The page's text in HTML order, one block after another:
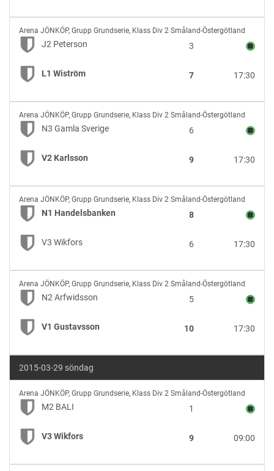
J2
Peterson
vs
L1
Wiström
Arena JÖNKÖP, Grupp Grundserie, Klass Div 2 Småland-Östergötland
J2 Peterson 3
L1 Wiström 17:30
7
N3
Gamla
Sverige
vs
V2
Arena JÖNKÖP, Grupp Grundserie, Klass Div 2 Småland-Östergötland
N3 Gamla Sverige 6
V2 Karlsson 17:30
9
N1
Handelsbanken
vs
V3
Wikfors
Arena JÖNKÖP, Grupp Grundserie, Klass Div 2 Småland-Östergötland
N1 Handelsbanken 8
V3 Wikfors 17:30
6
N2
Arfwidsson
vs
V1
Gustavsson
Arena JÖNKÖP, Grupp Grundserie, Klass Div 2 Småland-Östergötland
N2 Arfwidsson 5
V1 Gustavsson 17:30
10
2015-03-29 söndag
M2
BALI
vs
V3
Wikfors
Arena JÖNKÖP, Grupp Grundserie, Klass Div 2 Småland-Östergötland
M2 BALI 1
V3 Wikfors 09:00
9